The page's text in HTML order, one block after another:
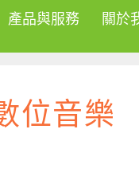
產品與服務 關於
位音樂